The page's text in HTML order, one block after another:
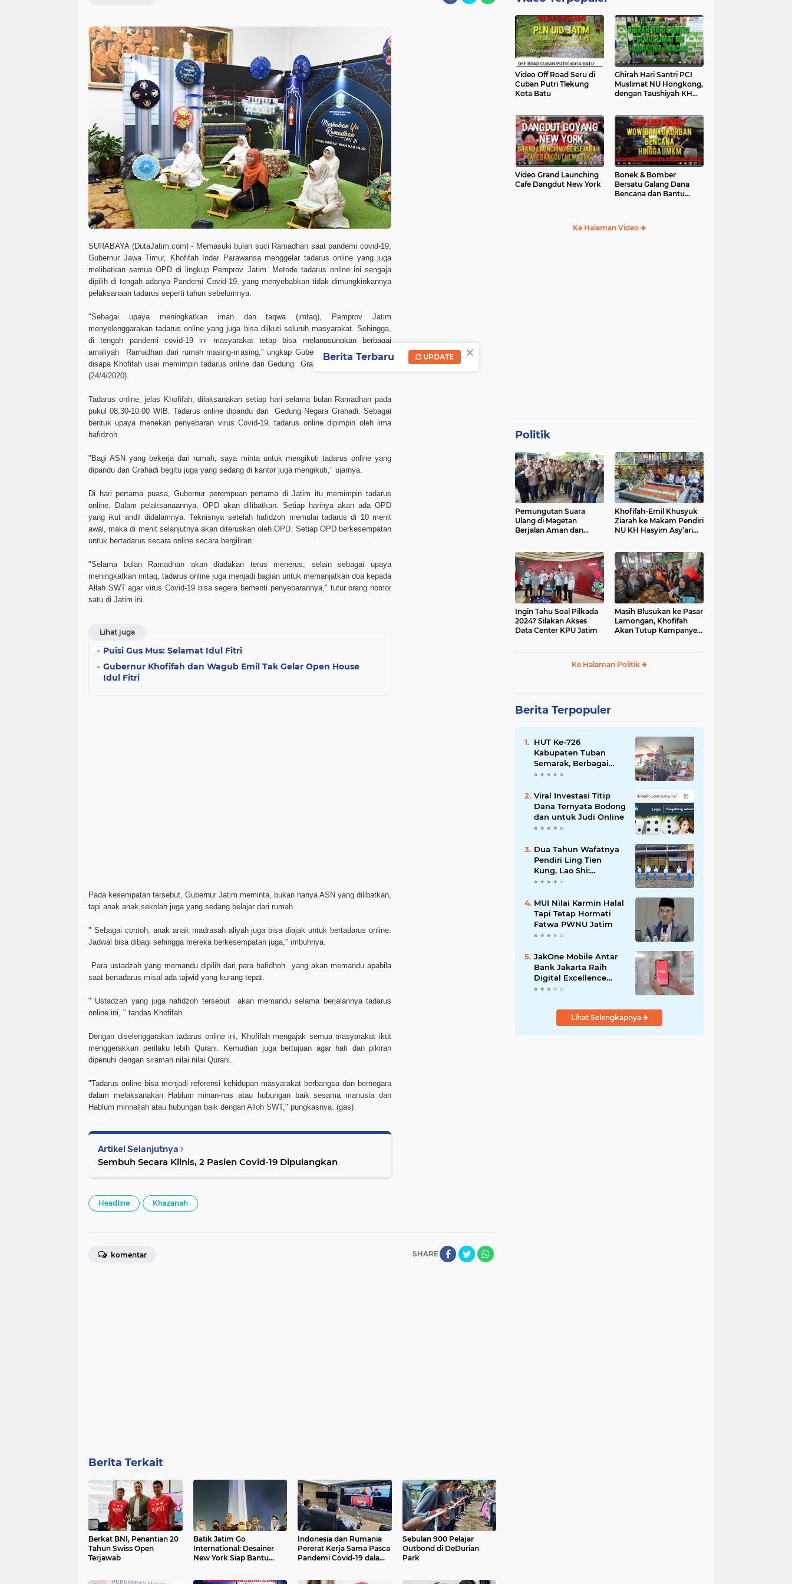
SURABAYA (DutaJatim.com) - Memasuki bulan suci Ramadhan saat pandemi covid-19,
Gubernur Jawa Timur, Khofifah Indar Parawansa menggelar tadarus online yang juga
melibatkan semua OPD di lingkup Pemprov Jatim. Metode tadarus online ini sengaja
dipilih di tengah adanya Pandemi Covid-19, yang menyebabkan tidak dimungkinkannya
pelaksanaan tadarus seperti tahun sebelumnya.
"Sebagai upaya meningkatkan iman dan taqwa (imtaq), Pemprov Jatim
menyelenggarakan tadarus online yang juga bisa diikuti seluruh masyarakat. Sehingga,
di tengah pandemi covid-19 ini masyarakat tetap bisa melangsungkan berbagai
amaliyah Ramadhan dari rumah masing-masing," ungkap Gubernur Jatim yang akrab
disapa Khofifah usai memimpin tadarus online dari Gedung Grahadi, Surabaya, Jumat
(24/4/2020).
Tadarus online, jelas Khofifah, dilaksanakan setiap hari selama bulan Ramadhan pada
pukul 08.30-10.00 WIB. Tadarus online dipandu dari Gedung Negara Grahadi. Sebagai
bentuk upaya menekan penyebaran virus Covid-19, tadarus online dipimpin oleh lima
hafidzoh.
"Bagi ASN yang bekerja dari rumah, saya minta untuk mengikuti tadarus online yang
dipandu dari Grahadi begitu juga yang sedang di kantor juga mengikuti," ujarnya.
Di hari pertama puasa, Gubernur perempuan pertama di Jatim itu memimpin tadarus
online. Dalam pelaksanaannya, OPD akan dilibatkan. Setiap harinya akan ada OPD
yang ikut andil didalamnya. Teknisnya setelah hafidzoh memulai tadarus di 10 menit
awal, maka di menit selanjutnya akan diteruskan oleh OPD. Setiap OPD berkesempatan
untuk bertadarus secara online secara bergiliran.
"Selama bulan Ramadhan akan diadakan terus menerus, selain sebagai upaya
meningkatkan imtaq, tadarus online juga menjadi bagian untuk memanjatkan doa kepada
Allah SWT agar virus Covid-19 bisa segera berhenti penyebarannya," tutur orang nomor
satu di Jatim ini.
Lihat juga
Puisi Gus Mus: Selamat Idul Fitri
Gubernur Khofifah dan Wagub Emil Tak Gelar Open House
Idul Fitri
Pada kesempatan tersebut, Gubernur Jatim meminta, bukan hanya ASN yang dilibatkan,
tapi anak anak sekolah juga yang sedang belajar dari rumah.
" Sebagai contoh, anak anak madrasah aliyah juga bisa diajak untuk bertadarus online.
Jadwal bisa dibagi sehingga mereka berkesempatan juga," imbuhnya.
Para ustadzah yang memandu dipilih dari para hafidhoh yang akan memandu apabila
saat bertadarus misal ada tajwid yang kurang tepat.
" Ustadzah yang juga hafidzoh tersebut akan memandu selama berjalannya tadarus
online ini, " tandas Khofifah.
Dengan diselenggarakan tadarus online ini, Khofifah mengajak semua masyarakat ikut
menggerakkan perilaku lebih Qurani. Kemudian juga bertujuan agar hati dan pikiran
dipenuhi dengan siraman nilai nilai Qurani.
"Tadarus online bisa menjadi referensi kehidupan masyarakat berbangsa dan bernegara
dalam melaksanakan Hablum minan-nas atau hubungan baik sesama manusia dan
Hablum minnallah atau hubungan baik dengan Alloh SWT," pungkasnya. (gas)
Artikel Selanjutnya
Sembuh Secara Klinis, 2 Pasien Covid-19 Dipulangkan
Headline Khazanah
SHARE
komentar
Berita Terkait
Berkat BNI, Penantian 20
Tahun Swiss Open
Terjawab
Batik Jatim Go
International: Desainer
New York Siap Bantu
Indonesia dan Rumania
Pererat Kerja Sama Pasca
Pandemi Covid-19 dalam
Sebulan 900 Pelajar
Outbond di DeDurian
Park
Video Off Road Seru di
Cuban Putri Tlekung
Kota Batu
Ghirah Hari Santri PCI
Muslimat NU Hongkong,
dengan Taushiyah KH
Video Grand Launching
Cafe Dangdut New York
Bonek & Bomber
Bersatu Galang Dana
Bencana dan Bantu
Ke Halaman Video
Politik
Pemungutan Suara
Ulang di Magetan
Berjalan Aman dan
Khofifah-Emil Khusyuk
Ziarah ke Makam Pendiri
NU KH Hasyim Asy’ari
Ingin Tahu Soal Pilkada
2024? Silakan Akses
Data Center KPU Jatim
Masih Blusukan ke Pasar
Lamongan, Khofifah
Akan Tutup Kampanye
Ke Halaman Politik
Berita Terpopuler
HUT Ke-726
Kabupaten Tuban
Semarak, Berbagai
Prestasinya Pun
Viral Investasi Titip
Dana Ternyata Bodong
dan untuk Judi Online
Dua Tahun Wafatnya
Pendiri Ling Tien
Kung, Lao Shi:
Amanah Harus Kita
MUI Nilai Karmin Halal
Tapi Tetap Hormati
Fatwa PWNU Jatim
JakOne Mobile Antar
Bank Jakarta Raih
Digital Excellence
Awards 2026
Lihat Selengkapnya
×
Berita Terbaru UPDATE